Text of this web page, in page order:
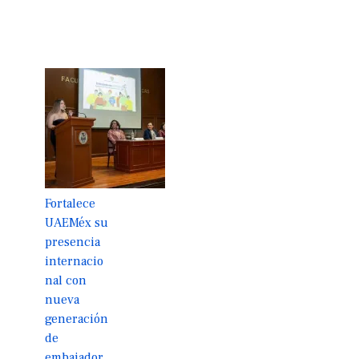
Fortalece
UAEMéx su
presencia
internacio
nal con
nueva
generación
de